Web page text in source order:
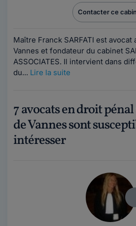
Contacter ce
Maître Franck SARFATI est avocat
Vannes et fondateur du cabinet
ASSOCIATES. Il intervient dans
du... Lire la suite
7 avocats en droit
de Vannes sont
intéresser